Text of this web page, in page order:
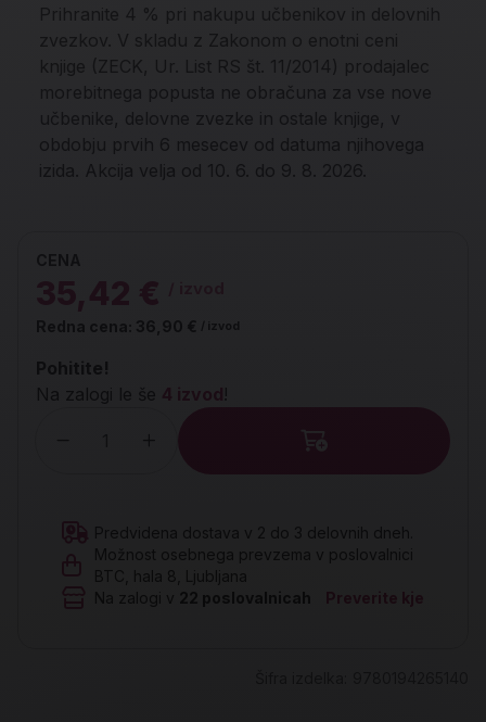
Prihranite 4 % pri nakupu učbenikov in delovnih
zvezkov. V skladu z Zakonom o enotni ceni
knjige (ZECK, Ur. List RS št. 11/2014) prodajalec
morebitnega popusta ne obračuna za vse nove
učbenike, delovne zvezke in ostale knjige, v
obdobju prvih 6 mesecev od datuma njihovega
izida. Akcija velja od 10. 6. do 9. 8. 2026.
CENA
35,42 €
Redna cena: 36,90 € / izvod
Pohitite!
Na zalogi le še 4 izvod !
Predvidena dostava v 2 do 3 delovnih dneh.
Možnost osebnega prevzema v poslovalnici
BTC, hala 8, Ljubljana
Na zalogi v 22 poslovalnicah Preverite kje